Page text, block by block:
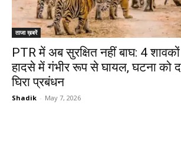
ताजा ख़बरें
PTR में अब सुरक्षित नहीं बाघ: 4 शावकों
हादसे में गंभीर रूप से घायल, घटना को
घिरा प्रबंधन
Shadik - May 7, 2026